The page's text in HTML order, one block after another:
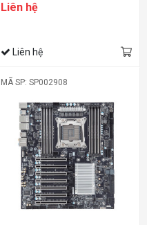
Liên hệ
Liên hệ
MÃ SP: SP002908